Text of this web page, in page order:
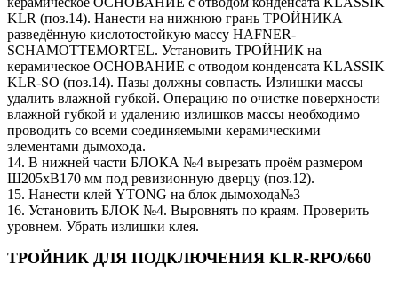
KLR (поз.14). Нанести на нижнюю грань ТРОЙНИКА
разведённую кислотостойкую массу HAFNER-
SCHAMOTTEMORTEL. Установить ТРОЙНИК на
керамическое ОСНОВАНИЕ с отводом конденсата KLASSIK
KLR-SO (поз.14). Пазы должны совпасть. Излишки массы
удалить влажной губкой. Операцию по очистке поверхности
влажной губкой и удалению излишков массы необходимо
проводить со всеми соединяемыми керамическими
элементами дымохода.
14. В нижней части БЛОКА №4 вырезать проём размером
Ш205хВ170 мм под ревизионную дверцу (поз.12).
15. Нанести клей YTONG на блок дымохода№3
16. Установить БЛОК №4. Выровнять по краям. Проверить
уровнем. Убрать излишки клея.
ТРОЙНИК ДЛЯ ПОДКЛЮЧЕНИЯ KLR-RPO/660